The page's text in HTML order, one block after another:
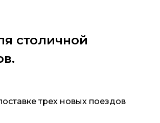
столичной
трех новых поездов